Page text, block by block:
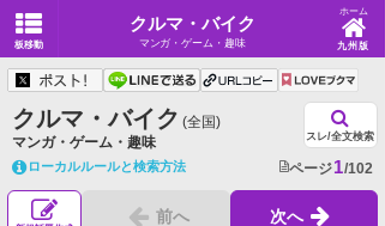
板移動
クルマ・バイク
マンガ・ゲーム・趣味
ホーム
九州版
クルマ・バイク (全国)
マンガ・ゲーム・趣味
スレ/全文検索
ローカルルールと検索方法 ページ 1/102
前へ 次へ